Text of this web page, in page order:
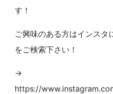
す！
ご興味のある方はインスタ
をご検索下さい！
→
https://